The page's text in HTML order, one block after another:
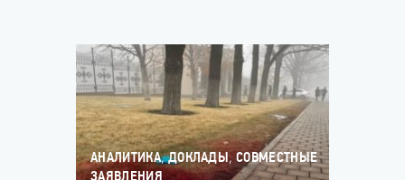
АНАЛИТИКА,ДОКЛАДЫ,СОВМЕСТНЫЕ